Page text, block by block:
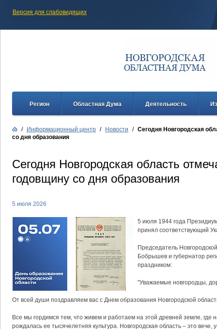
Версия для слабовидящих
Регион Областная Дума Деятельность
/ Информационный центр / Новости / Сегодня Новгородская
со дня образования
Сегодня Новгородская область
годовщину со дня образования
5 июля 2026
5 июля 1944 года
принял соответствующий
Председатель
Бобрышев и губернатор
праздником:
"Уважаемые новгородцы,
От всей души поздравляем вас с Днем образования Новгородской
Все мы гордимся тем, что живем и работаем на этой древней земле, где
рождалась ее тысячелетняя культура. Новгородская область – это